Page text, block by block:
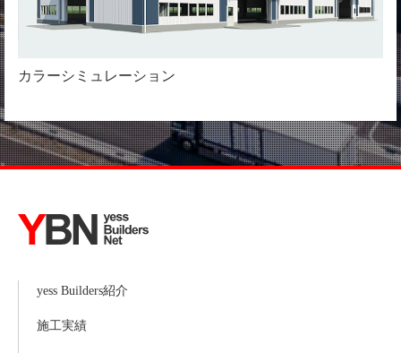
カラーシミュレーション
yess Builders紹介
施工実績